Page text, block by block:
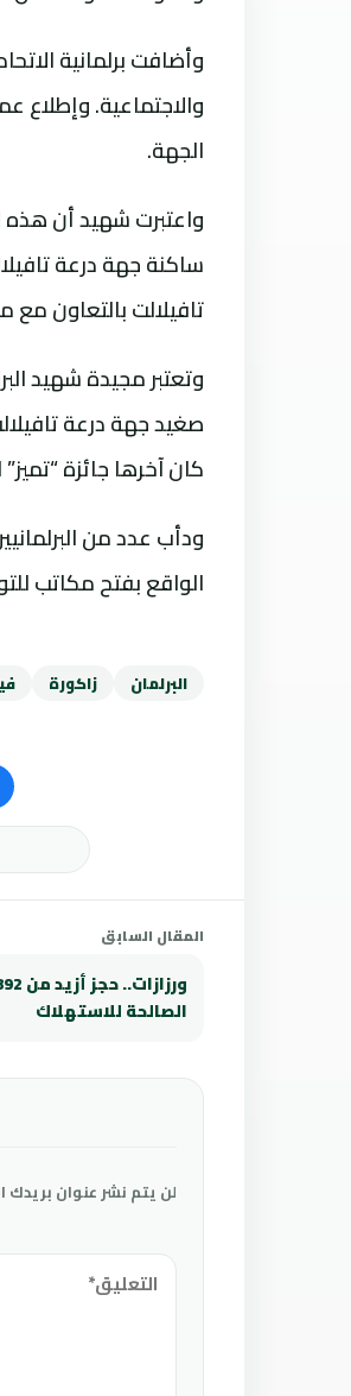
وأضافت برلمانية
والاجتماعية. وإطلاع
الجهة.
واعتبرت شهيد أن هذه
ساكنة جهة درعة
تافيلالت بالتعاون
وتعتبر مجيدة شهيد
صغيد جهة درعة
كان آخرها جائزة
ودأب عدد من
الواقع بفتح مكاتب
البرلمان زاكورة
المقال السابق
الصالحة للاستهلاك
لن يتم نشر عنوان بريدك